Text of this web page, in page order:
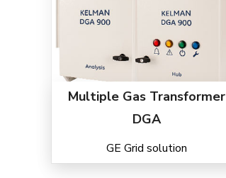
Multiple Gas Transformer
DGA
GE Grid solution